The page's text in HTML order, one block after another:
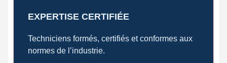
EXPERTISE CERTIFIÉE
Techniciens formés, certifiés et conformes aux
normes de l’industrie.